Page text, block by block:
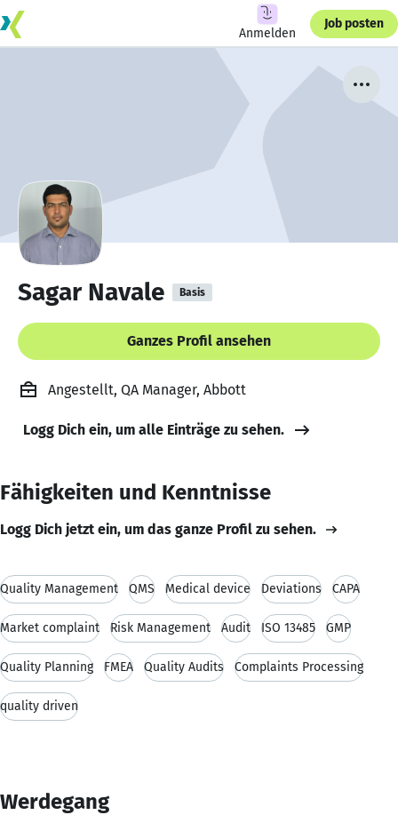
Anmelden
Job posten
Sagar Navale Basis
Ganzes Profil ansehen
Angestellt, QA Manager, Abbott
Logg Dich ein, um alle Einträge zu sehen.
Fähigkeiten und Kenntnisse
Logg Dich jetzt ein, um das ganze Profil zu sehen.
Quality Management QMS Medical device Deviations CAPA
Market complaint Risk Management Audit ISO 13485 GMP
Quality Planning FMEA Quality Audits Complaints Processing
quality driven
Werdegang